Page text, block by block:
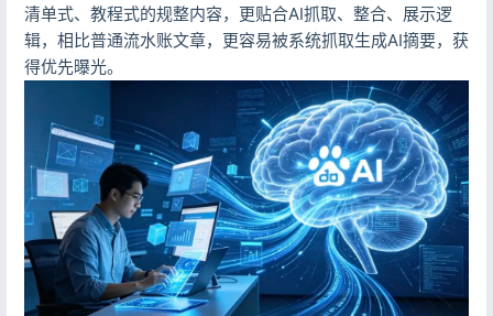
清单式、教程式的规整内容，更贴合AI抓取、整合、展示逻
辑，相比普通流水账文章，更容易被系统抓取生成AI摘要，获
得优先曝光。